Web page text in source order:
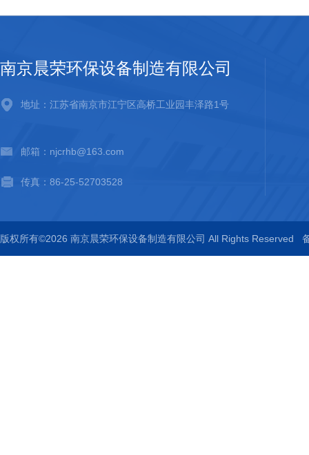
南京晨荣环保设备制造有限公司
地址：江苏省南京市江宁区高桥工业园丰泽路1号
邮箱：njcrhb@163.com
传真：86-25-52703528
版权所有©2026 南京晨荣环保设备制造有限公司 All Rights Reserved